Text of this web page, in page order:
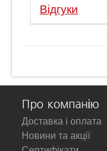
Відгуки
Про компанію
Доставка і оплата
Новини та акції